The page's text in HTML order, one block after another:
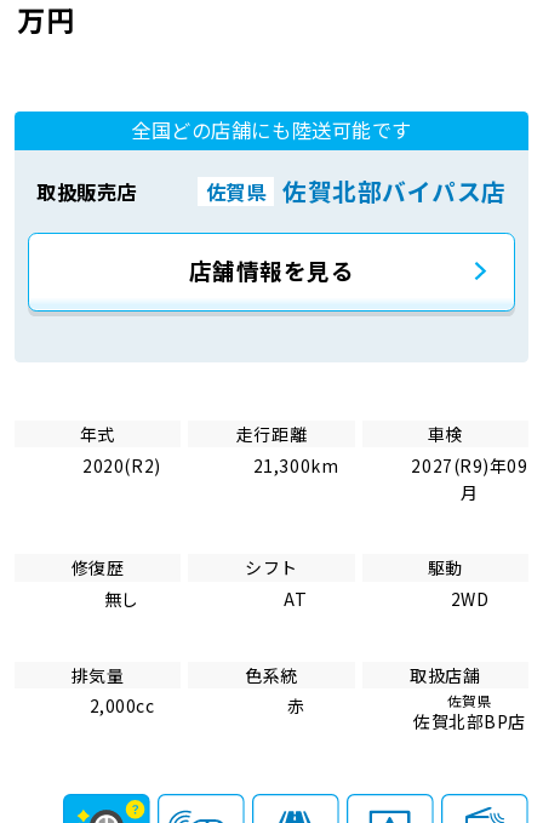
万円
全国どの店舗にも陸送可能です
取扱販売店 佐賀県 佐賀北部バイパス店
店舗情報を見る
年式
2020(R2)
走行距離
21,300km
車検
2027(R9)年09
月
修復歴
無し
シフト
AT
駆動
2WD
排気量
2,000cc
色系統
赤
取扱店舗
佐賀県
佐賀北部BP店